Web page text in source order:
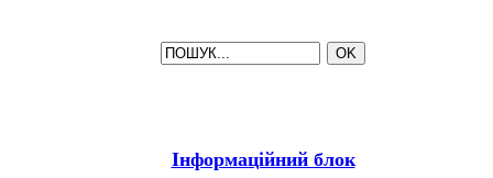
Інформаційний блок